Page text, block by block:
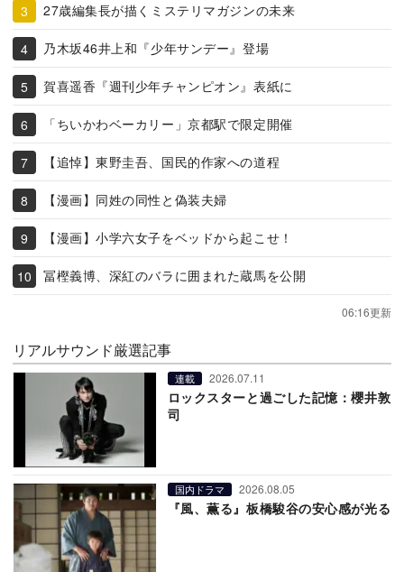
27歳編集長が描くミステリマガジンの未来
乃木坂46井上和『少年サンデー』登場
賀喜遥香『週刊少年チャンピオン』表紙に
「ちいかわベーカリー」京都駅で限定開催
【追悼】東野圭吾、国民的作家への道程
【漫画】同姓の同性と偽装夫婦
【漫画】小学六女子をベッドから起こせ！
冨樫義博、深紅のバラに囲まれた蔵馬を公開
06:16更新
リアルサウンド厳選記事
連載 2026.07.11
ロックスターと過ごした記憶：櫻井敦
司
国内ドラマ 2026.08.05
『風、薫る』板橋駿谷の安心感が光る